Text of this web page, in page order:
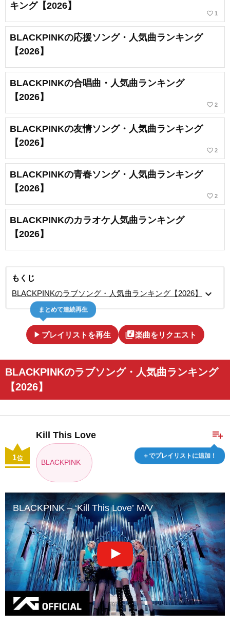
キング【2026】
favorite_border 1
BLACKPINKの応援ソング・人気曲ランキング
【2026】
BLACKPINKの合唱曲・人気曲ランキング
【2026】
favorite_border 2
BLACKPINKの友情ソング・人気曲ランキング
【2026】
favorite_border 2
BLACKPINKの青春ソング・人気曲ランキング
【2026】
favorite_border 2
BLACKPINKのカラオケ人気曲ランキング
【2026】
もくじ
BLACKPINKのラブソング・人気曲ランキング【2026】
expand_more
play_arrow プレイリストを再生
まとめて連続再生
library_music楽曲をリクエスト
BLACKPINKのラブソング・人気曲ランキング
【2026】
playlist_add
＋でプレイリストに追加！
Kill This Love
BLACKPINK
1位
BLACKPINK – ‘Kill This Love’ M/V